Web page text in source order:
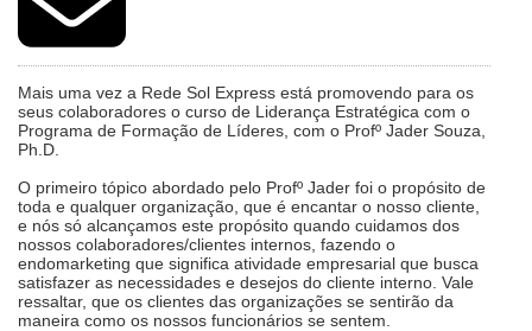
Mais uma vez a Rede Sol Express está promovendo para os
seus colaboradores o curso de Liderança Estratégica com o
Programa de Formação de Líderes, com o Profº Jader Souza,
Ph.D.
O primeiro tópico abordado pelo Profº Jader foi o propósito de
toda e qualquer organização, que é encantar o nosso cliente,
e nós só alcançamos este propósito quando cuidamos dos
nossos colaboradores/clientes internos, fazendo o
endomarketing que significa atividade empresarial que busca
satisfazer as necessidades e desejos do cliente interno. Vale
ressaltar, que os clientes das organizações se sentirão da
maneira como os nossos funcionários se sentem.